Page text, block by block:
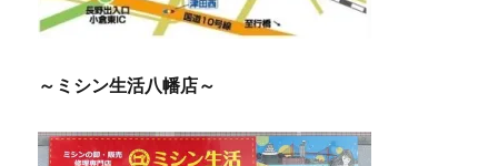
～ミシン生活八幡店～